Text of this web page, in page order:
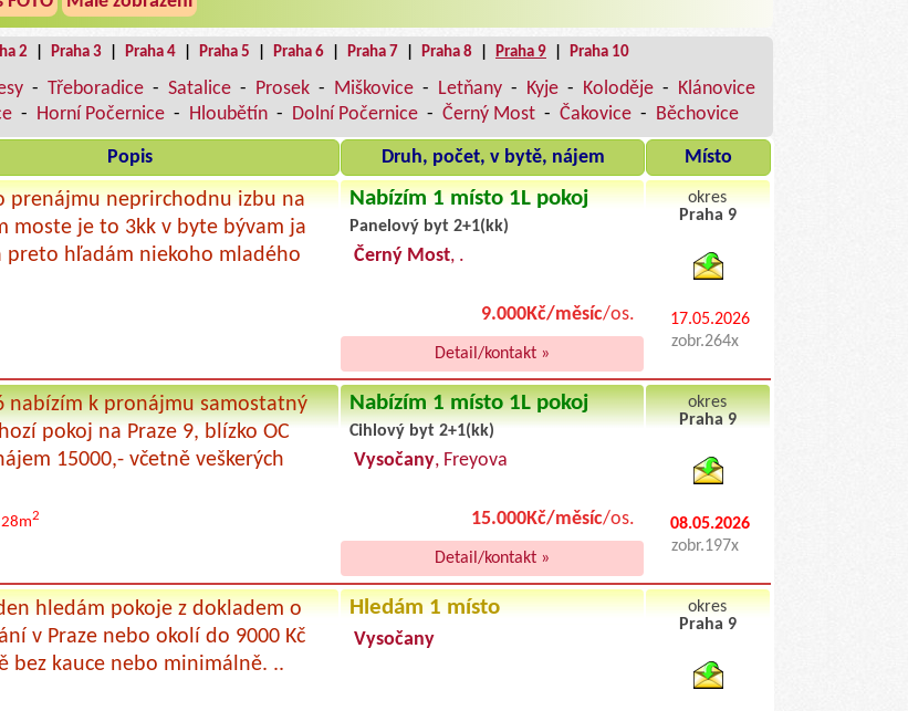
2 Praha 3 Praha 4 Praha 5 Praha 6 Praha 7 Praha 8 Praha 9 Praha 10
- Třeboradice - Satalice - Prosek - Miškovice - Letňany - Kyje - Koloděje - Klánovice
- Horní Počernice - Hloubětín - Dolní Počernice - Černý Most - Čakovice - Běchovice
Popis Druh, počet, v bytě, nájem Místo
prenájmu neprirchodnu izbu na
moste je to 3kk v byte bývam ja
preto hľadám niekoho mladého
Nabízím 1 místo 1L pokoj
Panelový byt 2+1(kk)
Černý Most, .
9.000Kč/měsíc/os.
Detail/kontakt »
okres
Praha 9
17.05.2026
zobr.264x
nabízím k pronájmu samostatný
pokoj na Praze 9, blízko OC
15000,- včetně veškerých
28m2
Nabízím 1 místo 1L pokoj
Cihlový byt 2+1(kk)
Vysočany, Freyova
15.000Kč/měsíc/os.
Detail/kontakt »
okres
Praha 9
08.05.2026
zobr.197x
hledám pokoje z dokladem o
v Praze nebo okolí do 9000 Kč
bez kauce nebo minimálně. ..
Hledám 1 místo
Vysočany
okres
Praha 9